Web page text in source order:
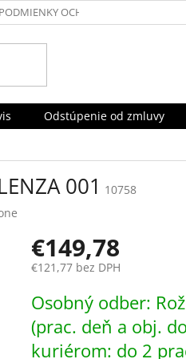
PODMIENKY OCHRANY OSOBNÝCH
Odstúpenie od zmluvy
001 10758
€149,78
€121,77 bez DPH
cena:
Osobný odber:
(prac. deň a obj.
kuriérom: do 2